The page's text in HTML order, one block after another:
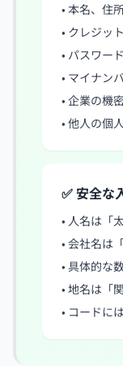
• 本名、住
• クレジッ
• パスワー
• マイナン
• 企業の機
• 他人の個
✅ 安全な
• 人名は「
• 会社名は
• 具体的な
• 地名は「
• コードに